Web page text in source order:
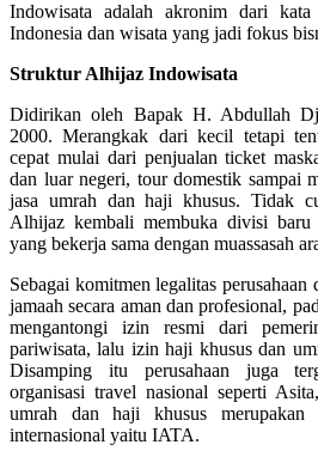
Indowisata adalah akronim dari
Indonesia dan wisata yang jadi fokus
Struktur Alhijaz Indowisata
Didirikan oleh Bapak H. Abdullah
2000. Merangkak dari kecil tetapi
cepat mulai dari penjualan ticket
dan luar negeri, tour domestik sampai
jasa umrah dan haji khusus. Tidak
Alhijaz kembali membuka divisi
yang bekerja sama dengan muassasah
Sebagai komitmen legalitas
jamaah secara aman dan profesional,
mengantongi izin resmi dari
pariwisata, lalu izin haji khusus dan
Disamping itu perusahaan juga
organisasi travel nasional seperti
umrah dan haji khusus merupakan
internasional yaitu IATA.